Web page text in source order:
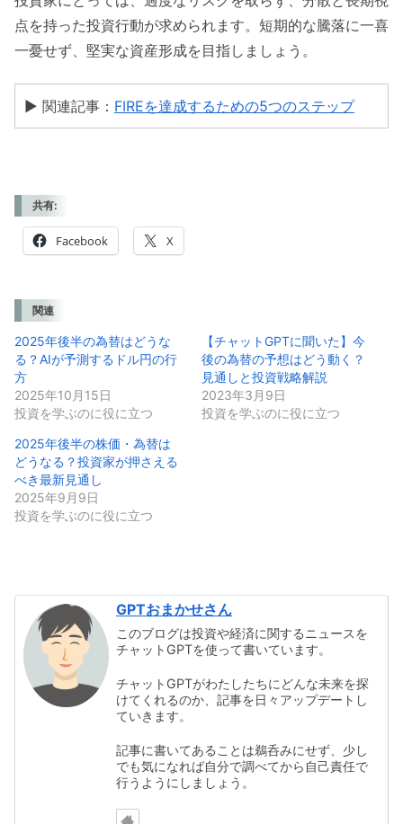
点を持った投資行動が求められます。短期的な騰落に一喜
一憂せず、堅実な資産形成を目指しましょう。
▶ 関連記事： FIREを達成するための5つのステップ
共有:
Facebook X
関連
2025年後半の為替はどうな
る？AIが予測するドル円の行
方
2025年10月15日
投資を学ぶのに役に立つ
【チャットGPTに聞いた】今
後の為替の予想はどう動く？
見通しと投資戦略解説
2023年3月9日
投資を学ぶのに役に立つ
2025年後半の株価・為替は
どうなる？投資家が押さえる
べき最新見通し
2025年9月9日
投資を学ぶのに役に立つ
GPTおまかせさん
このブログは投資や経済に関するニュースを
チャットGPTを使って書いています。
チャットGPTがわたしたちにどんな未来を探
けてくれるのか、記事を日々アップデートし
ていきます。
記事に書いてあることは鵜呑みにせず、少し
でも気になれば自分で調べてから自己責任で
行うようにしましょう。